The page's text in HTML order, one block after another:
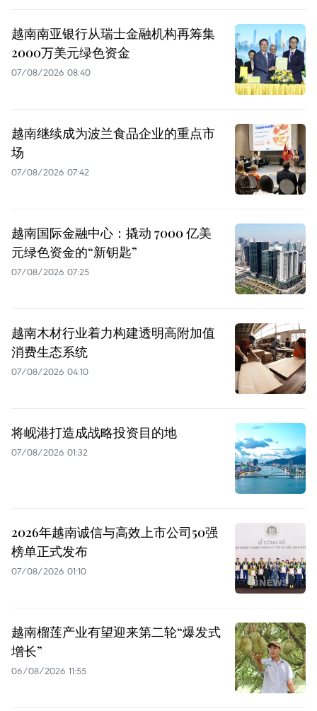
越南南亚银行从瑞士金融机构再筹集
2000万美元绿色资金
07/08/2026 08:40
越南继续成为波兰食品企业的重点市
场
07/08/2026 07:42
越南国际金融中心：撬动 7000 亿美
元绿色资金的“新钥匙”
07/08/2026 07:25
越南木材行业着力构建透明高附加值
消费生态系统
07/08/2026 04:10
将岘港打造成战略投资目的地
07/08/2026 01:32
2026年越南诚信与高效上市公司50强
榜单正式发布
07/08/2026 01:10
越南榴莲产业有望迎来第二轮“爆发式
增长”
06/08/2026 11:55